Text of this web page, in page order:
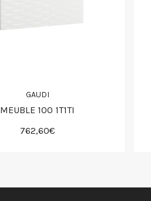
GAUDI
MEUBLE 100 1T1TI
762,60€